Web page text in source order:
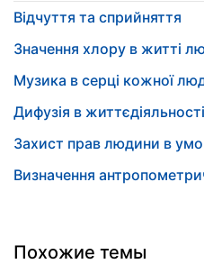
Відчуття та сприйняття
Значення хлору в житті
Музика в серці кожної
Дифузія в
Захист прав людини в
Визначення
Похожие темы